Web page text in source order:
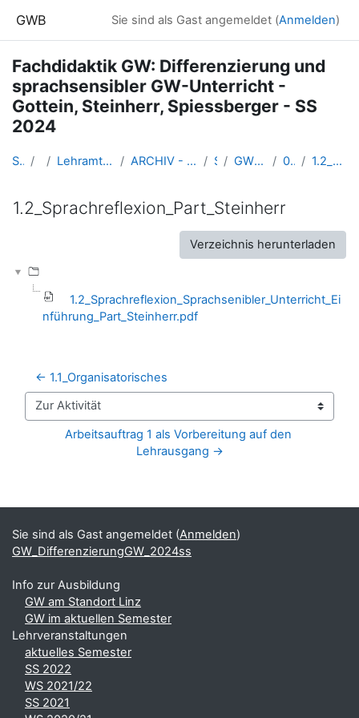
GWB Sie sind als Gast angemeldet (Anmelden)
Fachdidaktik GW: Differenzierung und
sprachsensibler GW-Unterricht -
Gottein, Steinherr, Spiessberger - SS
2024
Startseite Kurse Lehramtsausbildung GW im Cluster Österreich Mitte ARCHIV - Lehrveranstaltungen am Standort Linz - seit 2016 SS_2024 GW_DifferenzierungGW_2024ss 01 - 04.03.2024 1.2_Sprachreflexion_Part_Steinherr
1.2_Sprachreflexion_Part_Steinherr
Verzeichnis herunterladen
1.2_Sprachreflexion_Sprachsenibler_Unterricht_Ei
nführung_Part_Steinherr.pdf
← 1.1_Organisatorisches
Zur Aktivität
Arbeitsauftrag 1 als Vorbereitung auf den
Lehrausgang →
Ergänzungsblöcke
Sie sind als Gast angemeldet (Anmelden)
GW_DifferenzierungGW_2024ss
Info zur Ausbildung
GW am Standort Linz
GW im aktuellen Semester
Lehrveranstaltungen
aktuelles Semester
SS 2022
WS 2021/22
SS 2021